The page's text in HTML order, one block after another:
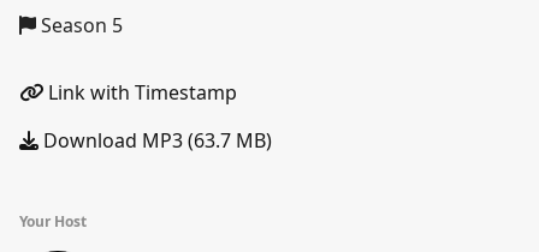
Season 5
Link with Timestamp
Download MP3 (63.7 MB)
Your Host